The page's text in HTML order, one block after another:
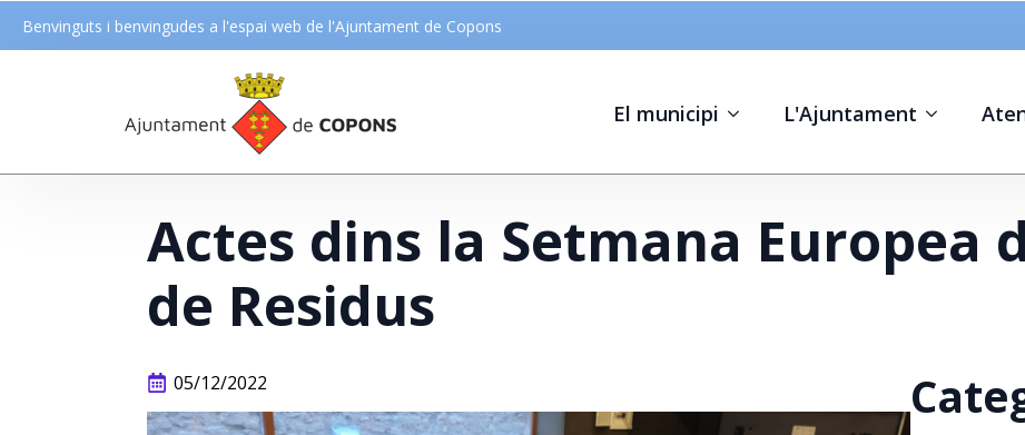
Benvinguts i benvingudes a l'espai web de l'Ajuntament de Copons
El municipi L'Ajuntament
Actes dins la Setmana Europea
de Residus
05/12/2022